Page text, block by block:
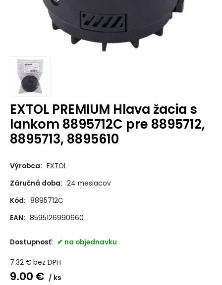
EXTOL PREMIUM Hlava žacia s
lankom 8895712C pre 8895712,
8895713, 8895610
Výrobca: EXTOL
Záručná doba: 24 mesiacov
Kód: 8895712C
EAN: 8595126990660
Dostupnosť: na objednavku
7.32€ bez DPH
9.00 € ks